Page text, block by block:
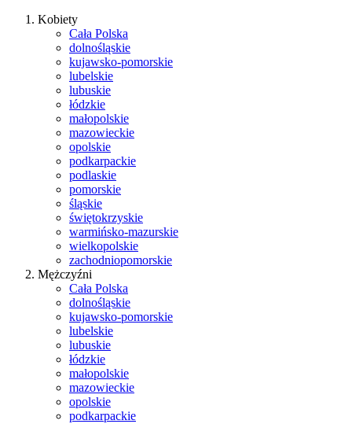
Kobiety
Cała Polska
dolnośląskie
kujawsko-pomorskie
lubelskie
lubuskie
łódzkie
małopolskie
mazowieckie
opolskie
podkarpackie
podlaskie
pomorskie
śląskie
świętokrzyskie
warmińsko-mazurskie
wielkopolskie
zachodniopomorskie
Mężczyźni
Cała Polska
dolnośląskie
kujawsko-pomorskie
lubelskie
lubuskie
łódzkie
małopolskie
mazowieckie
opolskie
podkarpackie